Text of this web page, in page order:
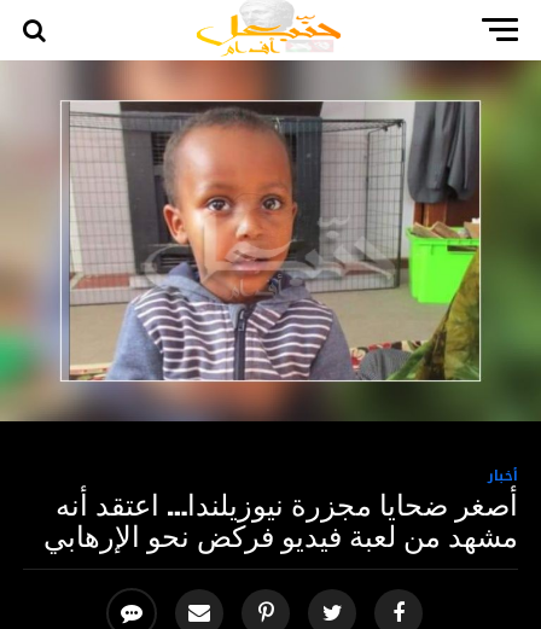
أخبار
أصغر ضحايا مجزرة نيوزيلندا… اعتقد أنه
مشهد من لعبة فيديو فركض نحو الإرهابي